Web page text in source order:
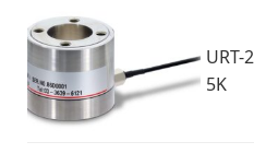
URT-
5K